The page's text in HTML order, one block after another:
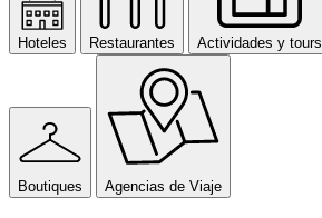
Hoteles Restaurantes Actividades y tours
Boutiques Agencias de Viaje